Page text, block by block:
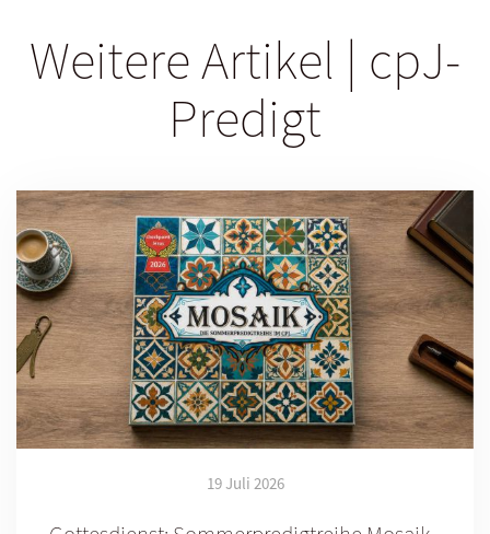
Weitere Artikel | cpJ-
Predigt
19 Juli 2026